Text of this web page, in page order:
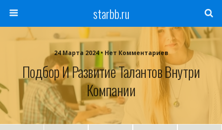
starbb.ru
24 Марта 2024 • Нет Комментариев
Подбор И Развитие Талантов Внутри
Компании